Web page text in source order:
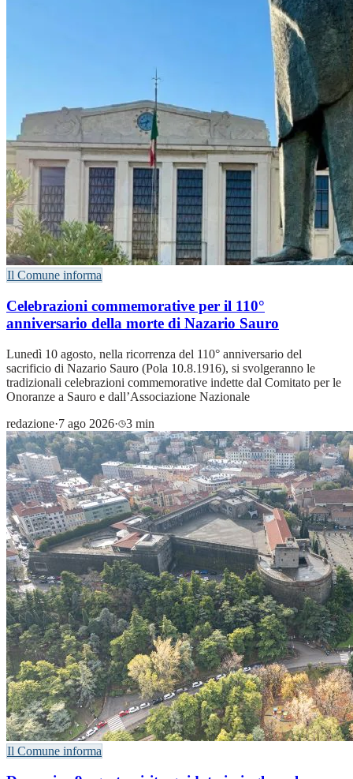
Il Comune informa
Celebrazioni commemorative per il 110°
anniversario della morte di Nazario Sauro
Lunedì 10 agosto, nella ricorrenza del 110° anniversario del
sacrificio di Nazario Sauro (Pola 10.8.1916), si svolgeranno le
tradizionali celebrazioni commemorative indette dal Comitato per le
Onoranze a Sauro e dall’Associazione Nazionale
redazione·7 ago 2026· 3 min
Il Comune informa